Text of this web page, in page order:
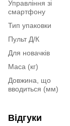
Управління зі
смартфону
Тип упаковки
Пульт Д/К
Для новачків
Маса (кг)
Довжина, що
вводиться (мм)
Відгуки